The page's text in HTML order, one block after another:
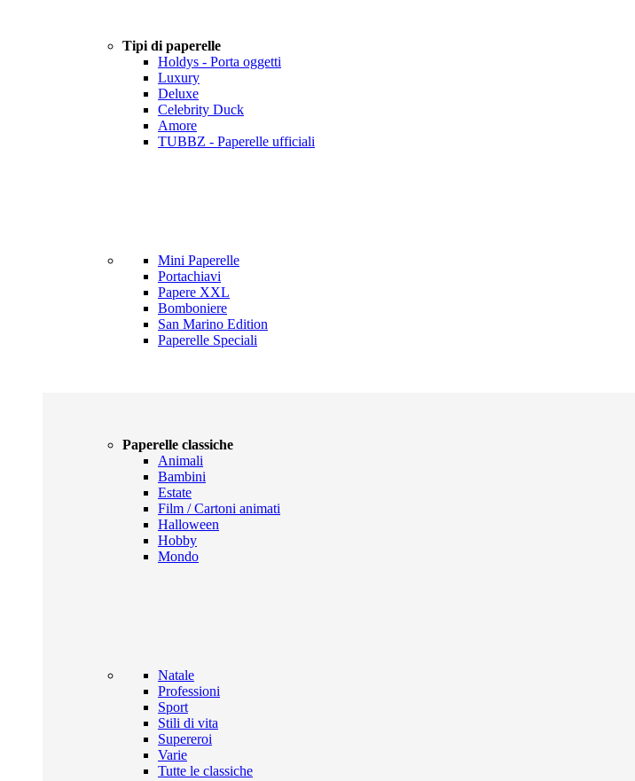
Tipi di paperelle
Holdys - Porta oggetti
Luxury
Deluxe
Celebrity Duck
Amore
TUBBZ - Paperelle ufficiali
Mini Paperelle
Portachiavi
Papere XXL
Bomboniere
San Marino Edition
Paperelle Speciali
Paperelle classiche
Animali
Bambini
Estate
Film / Cartoni animati
Halloween
Hobby
Mondo
Natale
Professioni
Sport
Stili di vita
Supereroi
Varie
Tutte le classiche